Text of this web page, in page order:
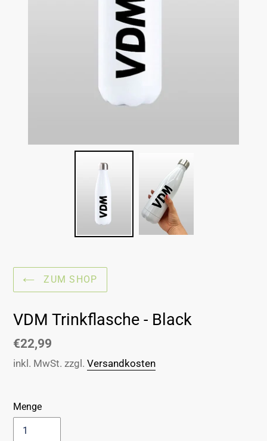
ZUM SHOP
VDM Trinkflasche - Black
Normaler
Preis
€22,99
inkl. MwSt. zzgl. Versandkosten
Menge